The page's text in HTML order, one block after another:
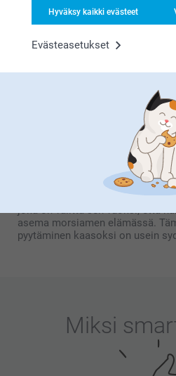
Hyväksy kaikki evästeet
Evästeasetukset
hääseremoniassa samalla kun
henkilökohtaisen lahjan, jota hän
pariskuntana.
Enemmän kuin
Kaasoilla on tärkeämpi rooli
se tekee asemasta erityisen.
auttavat luomaan iloista
juhlan ajan, kaaso on
polttareiden,
sujuvina tärkeänä päivänä ja
loppuun. Morsiusneidot jakavat
on morsianta lähimpänä –
joka on valittu sen vuoksi, että
asema morsiamen elämässä.
pyytäminen kaasoksi on usein
Miksi